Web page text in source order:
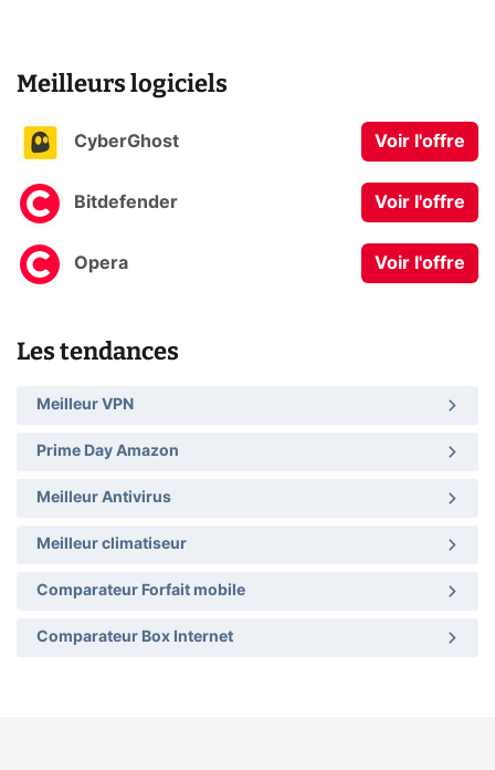
Meilleurs logiciels
CyberGhost Voir l'offre
Bitdefender Voir l'offre
Opera Voir l'offre
Les tendances
Meilleur VPN
Prime Day Amazon
Meilleur Antivirus
Meilleur climatiseur
Comparateur Forfait mobile
Comparateur Box Internet